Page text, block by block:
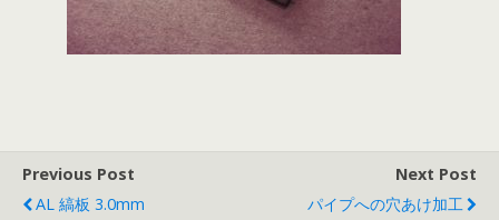
Previous Post
AL 縞板 3.0mm
Next Post
パイプへの穴あけ加工